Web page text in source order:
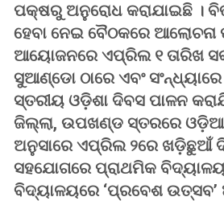
ପକ୍ଷରୁ ଅନୁରୋଧ କରାଯାଇଛି ।
ହେବା ନେଇ ବୈଠକରେ ଆଲୋଚନା
ଆୟୋଜନରେ ଏପ୍ରିଲ ୧ ତାରିଖ
ସୁଆଣ୍ଡୋ ଠାରେ ଏବଂ
ସ୍ତରୀୟ ଓଡ଼ିଶା ଦିବସ ପାଳନ
ଜିଲ୍ଲା, ଉପଖଣ୍ଡ ସ୍ତରରେ ଓଡ଼ିଆ
ଅନୁସାରେ ଏପ୍ରିଲ ୨ରେ ଖଡ଼ିଛୁଆଁ
ସହଯୋଗରେ ପ୍ରାଥମିକ
ବିଦ୍ୟାଳୟରେ ‘ପ୍ରବେଶ